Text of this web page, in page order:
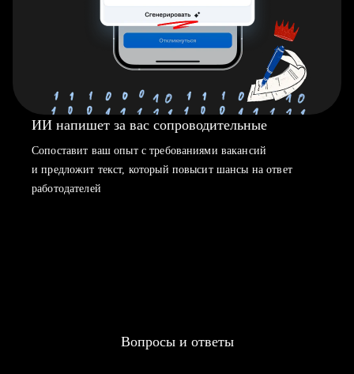
ИИ напишет за вас сопроводительные
Сопоставит ваш опыт с требованиями вакансий
и предложит текст, который повысит шансы на ответ
работодателей
Вопросы и ответы